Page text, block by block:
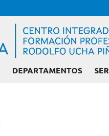
DEPARTAMENTOS
Admisión FP: